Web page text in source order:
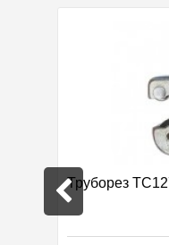
Труборез